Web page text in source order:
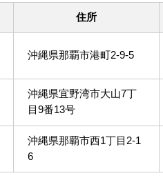
住所
沖縄県那覇市港町2-9-5
沖縄県宜野湾市大山7丁
目9番13号
沖縄県那覇市西1丁目2-1
6